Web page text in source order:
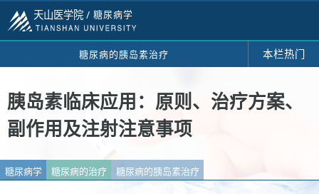
天山医学院 / 糖尿病学
糖尿病的胰岛素治疗 本栏热门
胰岛素临床应用：原则、治疗方案、
副作用及注射注意事项
糖尿病学 糖尿病的治疗 糖尿病的胰岛素治疗